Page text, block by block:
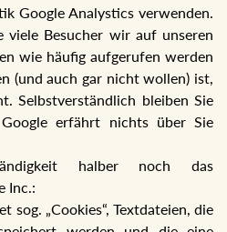
Google Analystics verwenden.
viele Besucher wir auf unseren
wie häufig aufgerufen werden
(und auch gar nicht wollen) ist,
Selbstverständlich bleiben Sie
erfährt nichts über Sie
halber noch das
Inc.:
sog. „Cookies“, Textdateien, die